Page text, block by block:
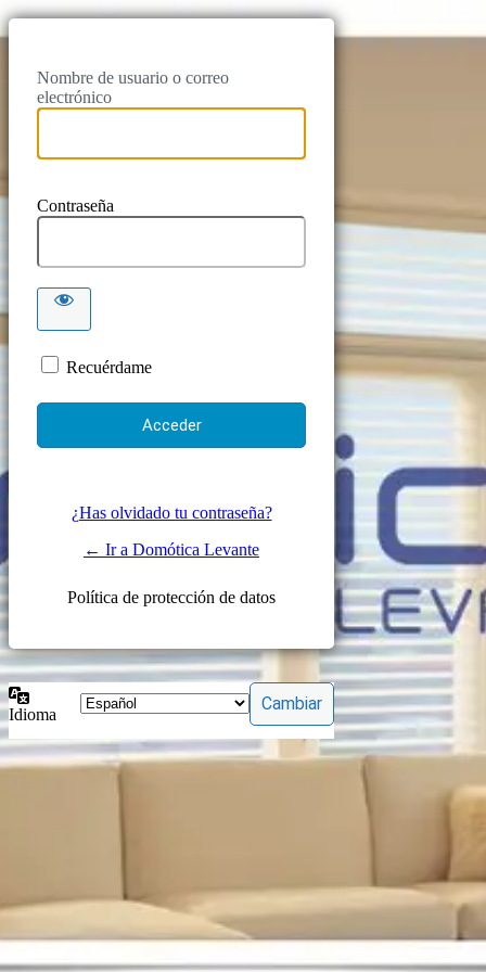
Nombre de usuario o correo
electrónico
Contraseña
Recuérdame
¿Has olvidado tu contraseña?
← Ir a Domótica Levante
Política de protección de datos
Idioma